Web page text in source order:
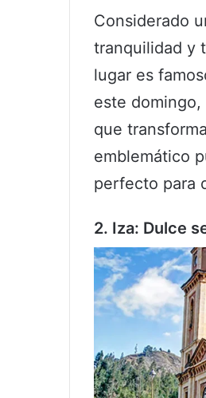
Considerado
tranquilidad y
lugar es
este domingo,
que
emblemático
perfecto para
2. Iza: Dulce